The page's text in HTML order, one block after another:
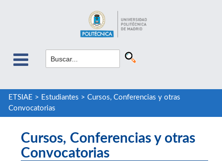
ETSIAE > Estudiantes > Cursos, Conferencias y otras
Convocatorias
Cursos, Conferencias y otras
Convocatorias